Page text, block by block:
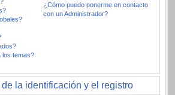
los temas?
¿Cómo puedo ponerme en contacto
con un Administrador?
la identificación y el registro